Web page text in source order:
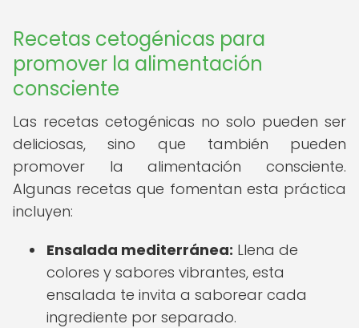
Recetas cetogénicas para
promover la alimentación
consciente
Las recetas cetogénicas no solo pueden ser
deliciosas, sino que también pueden
promover la alimentación consciente.
Algunas recetas que fomentan esta práctica
incluyen:
Ensalada mediterránea: Llena de
colores y sabores vibrantes, esta
ensalada te invita a saborear cada
ingrediente por separado.